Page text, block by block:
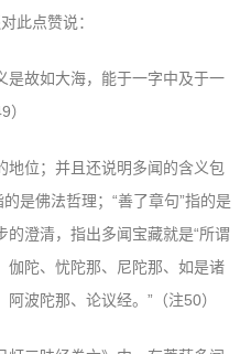
此点赞说：
是故如大海，能于一字中及于一
地位；并且还说明多闻的含义包
是佛法哲理；“善了章句”指的是
澄清，指出多闻宝藏就是“所谓
伽陀、忧陀那、尼陀那、如是诸
波陀那、论议经。”（注50）